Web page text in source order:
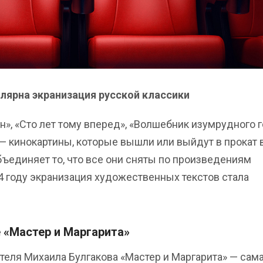
экранизация русской классики
«Сто лет тому вперед», «Волшебник изумрудного
кинокартины, которые вышли или выйдут в прокат
то, что все они сняты по произведениям
экранизация художественных текстов стала
и Маргарита»
Михаила Булгакова «Мастер и Маргарита» —